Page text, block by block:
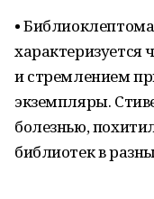
•
характеризуется
и стремлением
экземпляры.
болезнью,
библиотек в